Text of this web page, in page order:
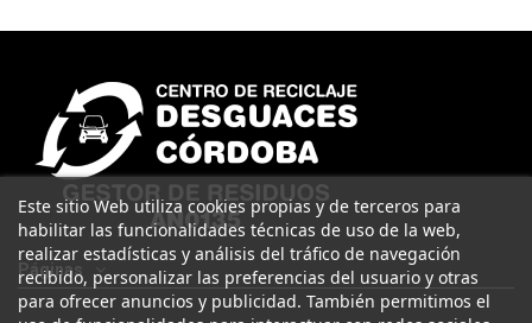
Páginas
Este sitio Web utiliza cookies propias y de terceros para
habilitar las funcionalidades técnicas de uso de la web,
realizar estadísticas y análisis del tráfico de navegación
recibido, personalizar las preferencias del usuario y otras
para ofrecer anuncios y publicidad. También permitimos el